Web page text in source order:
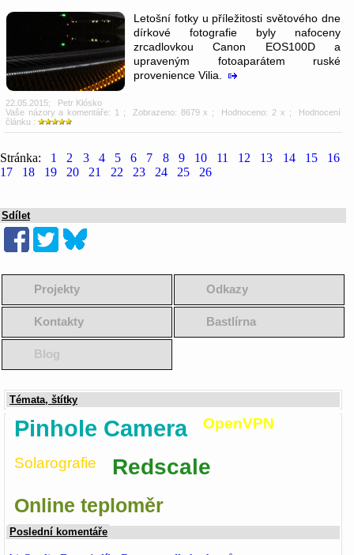
Letošní fotky u příležitosti světového dne
dírkové fotografie byly nafoceny
zrcadlovkou Canon EOS100D a
upraveným fotoaparátem ruské
provenience Vilia.
22.05.2015; Petr Klósko
Vaše názory a komentáře: 1
; Zobrazeno: 8679 x ; Hodnoceno: 2 x ; Hodnocení
článku :
Stránka: 1 2 3 4 5 6 7 8 9 10 11 12 13 14 15
16
17
18 19 20 21 22 23 24 25 26
Sdílet
Projekty Odkazy
Kontakty Bastlírna
Blog
Témata, štítky
Pinhole Camera OpenVPN
Solarografie Redscale
Online teploměr
Poslední komentáře